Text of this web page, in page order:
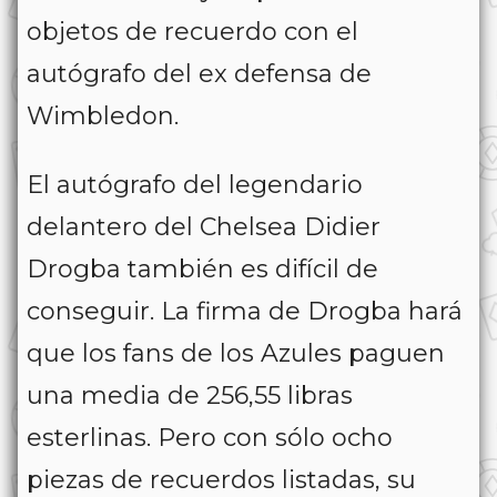
objetos de recuerdo con el
autógrafo del ex defensa de
Wimbledon.
El autógrafo del legendario
delantero del Chelsea Didier
Drogba también es difícil de
conseguir. La firma de Drogba hará
que los fans de los Azules paguen
una media de 256,55 libras
esterlinas. Pero con sólo ocho
piezas de recuerdos listadas, su